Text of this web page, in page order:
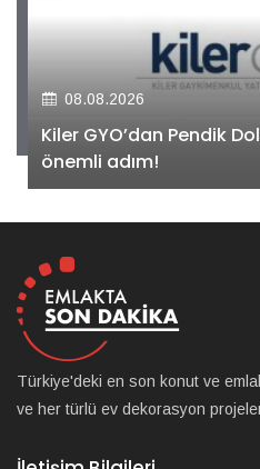
08.08.2026
Kiler GYO’dan Pendik
önemli adım!
Türkiye'deki en son konut ve
ve her türlü ev dekorasyon